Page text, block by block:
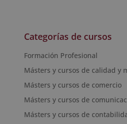
Categorías de cursos
Formación Profesional
Másters y cursos de calidad y
Másters y cursos de comercio
Másters y cursos de
Másters y cursos de